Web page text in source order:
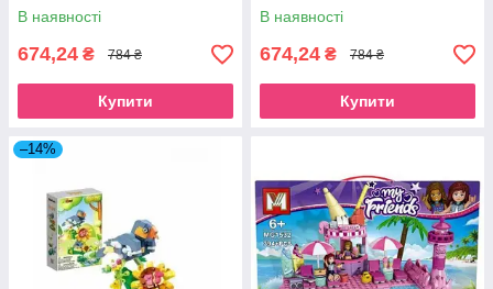
В наявності
674,24 ₴ 784 ₴
Купити
В наявності
674,24 ₴ 784 ₴
Купити
–14%